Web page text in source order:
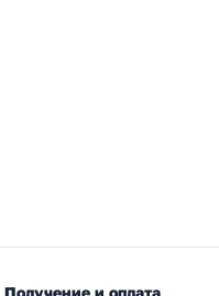
Получение и оплата